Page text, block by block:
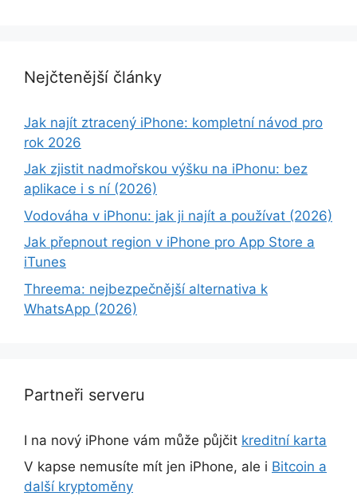
Nejčtenější články
Jak najít ztracený iPhone: kompletní návod pro
rok 2026
Jak zjistit nadmořskou výšku na iPhonu: bez
aplikace i s ní (2026)
Vodováha v iPhonu: jak ji najít a používat (2026)
Jak přepnout region v iPhone pro App Store a
iTunes
Threema: nejbezpečnější alternativa k
WhatsApp (2026)
Partneři serveru
I na nový iPhone vám může půjčit kreditní karta
V kapse nemusíte mít jen iPhone, ale i Bitcoin a
další kryptoměny